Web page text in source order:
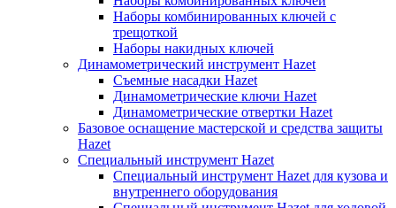
Наборы комбинированных ключей с
трещоткой
Наборы накидных ключей
Динамометрический инструмент Hazet
Съемные насадки Hazet
Динамометрические ключи Hazet
Динамометрические отвертки Hazet
Базовое оснащение мастерской и средства защиты
Hazet
Специальный инструмент Hazet
Специальный инструмент Hazet для кузова и
внутреннего оборудования